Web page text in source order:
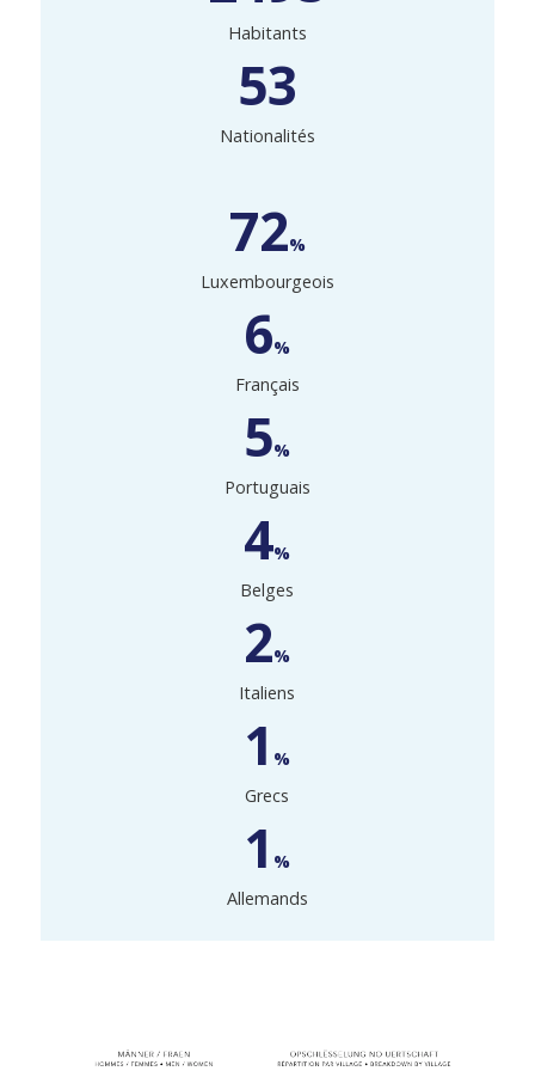
Habitants
53
Nationalités
72%
Luxembourgeois
6%
Français
5%
Portuguais
4%
Belges
2%
Italiens
1 %
Grecs
1 %
Allemands